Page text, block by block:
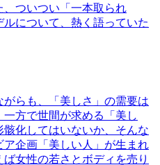
ついつい「一本取られ
について、熱く語っていた
らも、「美しさ」の需要は
方で世間が求める「美し
化してはいないか、そんな
企画「美しい人」が生まれ
女性の若さとボディを売り